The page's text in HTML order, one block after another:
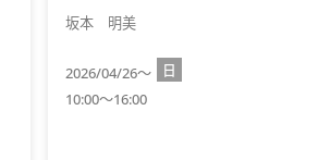
坂本 明美
2026/04/26～
日
10:00～16:00